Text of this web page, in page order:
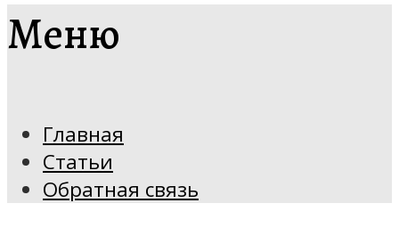
Меню
Главная
Статьи
Обратная связь